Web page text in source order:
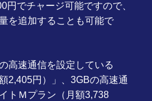
円でチャージ可能ですので、
を追加することも可能で
高速通信を設定している
2,405円）」、3GBの高速通
トＭプラン（月額3,738